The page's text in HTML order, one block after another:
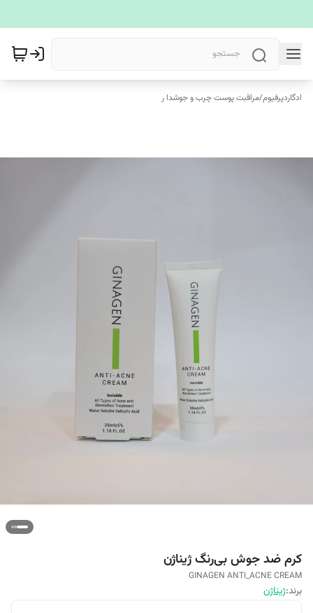
ادگاردپرفیوم/مراقبت پوست چرب و جوشدا ر
کرم ضد جوش بی‌رنگ ژیناژن
GINAGEN ANTI_ACNE CREAM
برند:ژیناژن